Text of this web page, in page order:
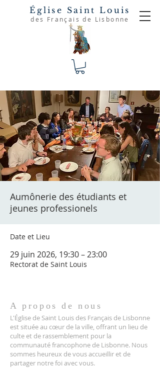
Église Saint Louis
des Français de Lisbonne
Aumônerie des étudiants et
jeunes professionels
Date et Lieu
29 juin 2026, 19:30 – 23:00
Rectorat de Saint Louis
A propos de nous
L'Église de Saint Louis des Français de Lisbonne
est située au cœur de la ville, offrant un lieu de
culte et de rassemblement pour la
communauté francophone de Lisbonne. Nous
sommes heureux de vous accueillir et de
partager notre foi avec vous.